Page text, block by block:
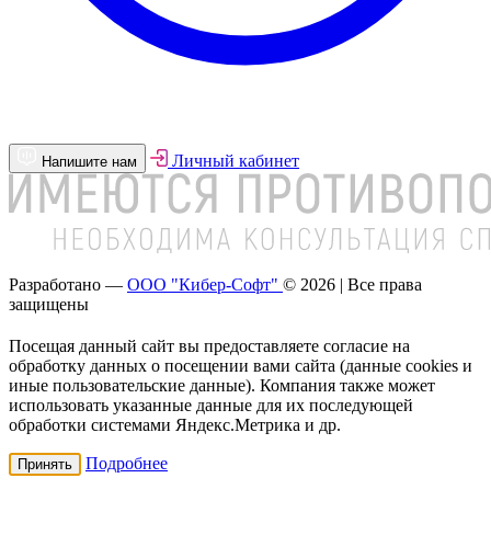
Напишите нам Личный кабинет
Разработано — ООО "Кибер-Софт" © 2026 | Все права
защищены
Посещая данный сайт вы предоставляете согласие на
обработку данных о посещении вами сайта (данные cookies и
иные пользовательские данные). Компания также может
использовать указанные данные для их последующей
обработки системами Яндекс.Метрика и др.
Принять Подробнее